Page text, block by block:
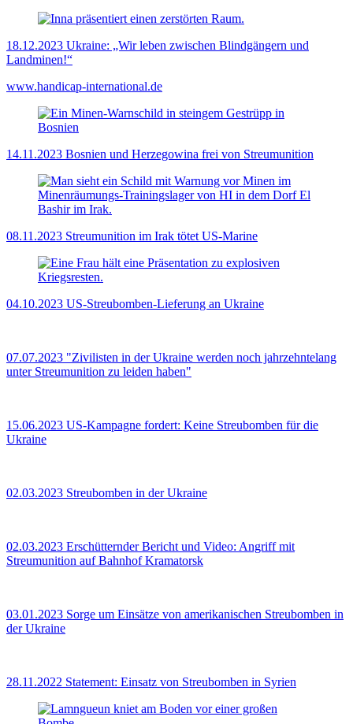
18.12.2023 Ukraine: „Wir leben zwischen Blindgängern und
Landminen!“
www.handicap-international.de
14.11.2023 Bosnien und Herzegowina frei von Streumunition
08.11.2023 Streumunition im Irak tötet US-Marine
04.10.2023 US-Streubomben-Lieferung an Ukraine
07.07.2023 "Zivilisten in der Ukraine werden noch jahrzehntelang
unter Streumunition zu leiden haben"
15.06.2023 US-Kampagne fordert: Keine Streubomben für die
Ukraine
02.03.2023 Streubomben in der Ukraine
02.03.2023 Erschütternder Bericht und Video: Angriff mit
Streumunition auf Bahnhof Kramatorsk
03.01.2023 Sorge um Einsätze von amerikanischen Streubomben in
der Ukraine
28.11.2022 Statement: Einsatz von Streubomben in Syrien